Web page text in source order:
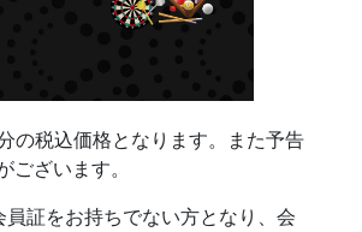
の税込価格となります。また予告
ございます。
証をお持ちでない方となり、会